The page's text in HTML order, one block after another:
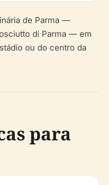
de Parma —
di Parma — em
ou do centro da
para